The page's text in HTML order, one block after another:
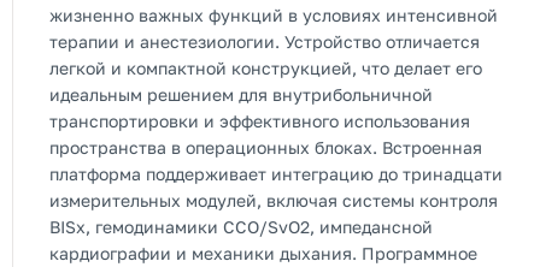
жизненно важных функций в условиях интенсивной
терапии и анестезиологии. Устройство отличается
легкой и компактной конструкцией, что делает его
идеальным решением для внутрибольничной
транспортировки и эффективного использования
пространства в операционных блоках. Встроенная
платформа поддерживает интеграцию до тринадцати
измерительных модулей, включая системы контроля
BISx, гемодинамики CCO/SvO2, импедансной
кардиографии и механики дыхания. Программное